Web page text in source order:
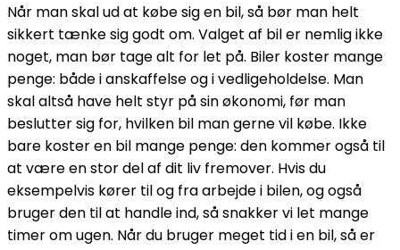
Når man skal ud at købe sig en bil, så bør man helt
sikkert tænke sig godt om. Valget af bil er nemlig ikke
noget, man bør tage alt for let på. Biler koster mange
penge: både i anskaffelse og i vedligeholdelse. Man
skal altså have helt styr på sin økonomi, før man
beslutter sig for, hvilken bil man gerne vil købe. Ikke
bare koster en bil mange penge: den kommer også til
at være en stor del af dit liv fremover. Hvis du
eksempelvis kører til og fra arbejde i bilen, og også
bruger den til at handle ind, så snakker vi let mange
timer om ugen. Når du bruger meget tid i en bil, så er